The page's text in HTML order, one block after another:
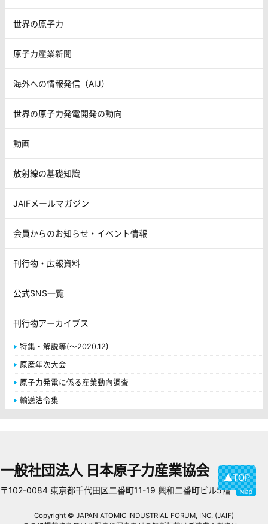
世界の原子力
原子力産業新聞
海外への情報発信（AIJ）
世界の原子力発電開発の動向
動画
放射線の基礎知識
JAIFメールマガジン
会員からのお知らせ・イベント情報
刊行物・広報資料
公式SNS一覧
刊行物アーカイブス
特集・解説等(～2020.12)
原産年次大会
原子力発電に係る産業動向調査
輸送法令集
▲TOP
一般社団法人 日本原子力産業協会
〒102-0084 東京都千代田区二番町11-19 興和二番町ビル5階
Copyright © JAPAN ATOMIC INDUSTRIAL FORUM, INC. (JAIF)